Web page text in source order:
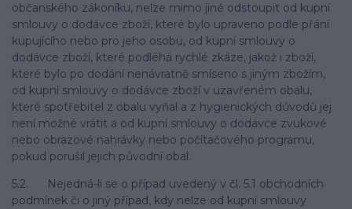
občanského zákoníku, nelze mimo jiné odstoupit od kupní
smlouvy o dodávce zboží, které bylo upraveno podle přání
kupujícího nebo pro jeho osobu, od kupní smlouvy o
dodávce zboží, které podléhá rychlé zkáze, jakož i zboží,
které bylo po dodání nenávratně smíseno s jiným zbožím,
od kupní smlouvy o dodávce zboží v uzavřeném obalu,
které spotřebitel z obalu vyňal a z hygienických důvodů jej
není možné vrátit a od kupní smlouvy o dodávce zvukové
nebo obrazové nahrávky nebo počítačového programu,
pokud porušil jejich původní obal.
5.2. Nejedná-li se o případ uvedený v čl. 5.1 obchodních
podmínek či o jiný případ, kdy nelze od kupní smlouvy